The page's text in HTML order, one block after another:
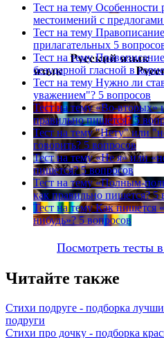
Тест на тему Особенности
местоимений с предлогами
Тест на тему
прилагательных 5
Тест на тему
безударной гласной в корне
Тест на тему Нужно ли
уважением"? 5 вопросов
Тест на тему «Во-вторых»
правильно пишется? 5
Тест на тему "Нету" или
говорить? 5 вопросов
Тест на тему «Не я» или
пишется? 5 вопросов
Тест на тему «Полным-
как правильно пишется? 5
Тест на тему Как пишется
нибудь»? 5 вопросов
Посмотреть тесты
Читайте также
Стихи подруге - подборка
подруги
Стихи про дочку - подборка